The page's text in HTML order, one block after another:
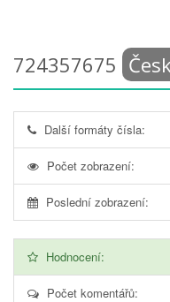
724357675
Další formáty čísla:
Počet zobrazení:
Poslední zobrazení:
Hodnocení:
Počet komentářů: